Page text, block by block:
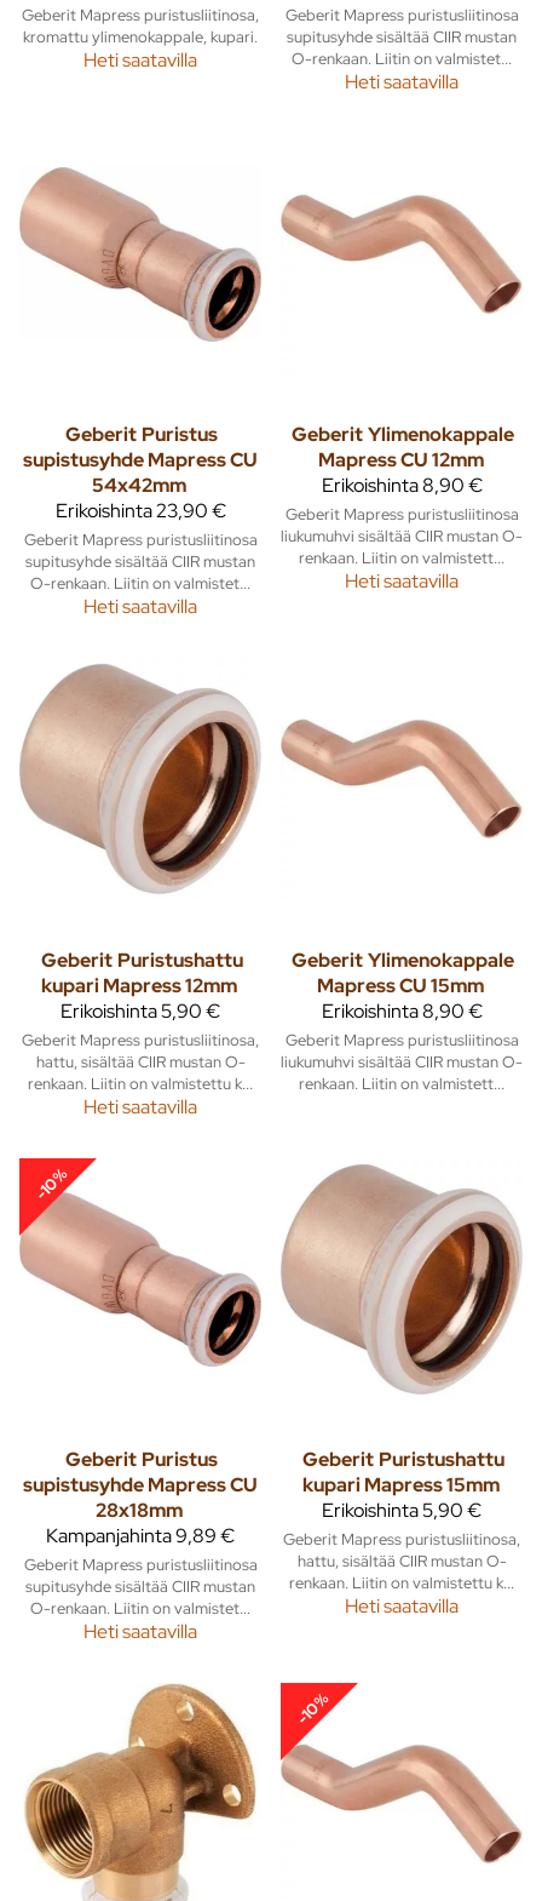
Geberit Mapress puristusliitinosa,
kromattu ylimenokappale, kupari.
Heti saatavilla
Geberit Mapress puristusliitinosa
supitusyhde sisältää CIIR mustan
O-renkaan. Liitin on valmistet...
Heti saatavilla
Geberit Puristus
supistusyhde Mapress CU
54x42mm
Erikoishinta23,90 €
Geberit Mapress puristusliitinosa
supitusyhde sisältää CIIR mustan
O-renkaan. Liitin on valmistet...
Heti saatavilla
GeberitYlimenokappale
Mapress CU 12mm
Erikoishinta8,90 €
Geberit Mapress puristusliitinosa
liukumuhvi sisältää CIIR mustan O-
renkaan. Liitin on valmistett...
Heti saatavilla
Geberit Puristushattu
kupari Mapress 12mm
Erikoishinta5,90 €
Geberit Mapress puristusliitinosa,
hattu, sisältää CIIR mustan O-
renkaan. Liitin on valmistettu k...
Heti saatavilla
GeberitYlimenokappale
Mapress CU 15mm
Erikoishinta8,90 €
Geberit Mapress puristusliitinosa
liukumuhvi sisältää CIIR mustan O-
renkaan. Liitin on valmistett...
-10%
Geberit Puristus
supistusyhde Mapress CU
28x18mm
Kampanjahinta9,89 €
Geberit Mapress puristusliitinosa
supitusyhde sisältää CIIR mustan
O-renkaan. Liitin on valmistet...
Heti saatavilla
Geberit Puristushattu
kupari Mapress 15mm
Erikoishinta5,90 €
Geberit Mapress puristusliitinosa,
hattu, sisältää CIIR mustan O-
renkaan. Liitin on valmistettu k...
Heti saatavilla
-10%